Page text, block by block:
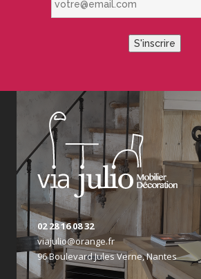
S'inscrire
02 28 16 08 32
viajulio@orange.fr
96 Boulevard Jules Verne, Nantes